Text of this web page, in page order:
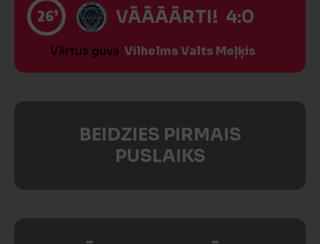
26’ VĀĀĀĀRTI! 4:0
Vārtus guva Vilhelms Valts Meļķis
BEIDZIES PIRMAIS
PUSLAIKS